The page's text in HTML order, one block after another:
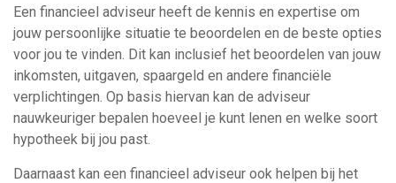
Een financieel adviseur heeft de kennis en expertise om
jouw persoonlijke situatie te beoordelen en de beste opties
voor jou te vinden. Dit kan inclusief het beoordelen van jouw
inkomsten, uitgaven, spaargeld en andere financiële
verplichtingen. Op basis hiervan kan de adviseur
nauwkeuriger bepalen hoeveel je kunt lenen en welke soort
hypotheek bij jou past.
Daarnaast kan een financieel adviseur ook helpen bij het